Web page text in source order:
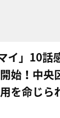
イ」10
始！中央
を命じ